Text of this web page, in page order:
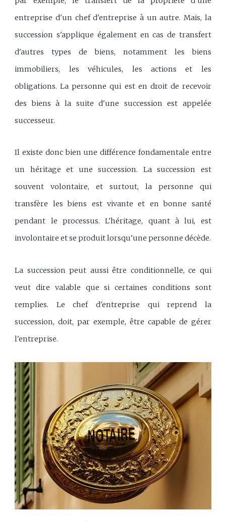
entreprise d'un chef d'entreprise à un autre. Mais, la
succession s'applique également en cas de transfert
d'autres types de biens, notamment les biens
immobiliers, les véhicules, les actions et les
obligations. La personne qui est en droit de recevoir
des biens à la suite d'une succession est appelée
successeur.
Il existe donc bien une différence fondamentale entre
un héritage et une succession. La succession est
souvent volontaire, et surtout, la personne qui
transfère les biens est vivante et en bonne santé
pendant le processus. L'héritage, quant à lui, est
involontaire et se produit lorsqu'une personne décède.
La succession peut aussi être conditionnelle, ce qui
veut dire valable que si certaines conditions sont
remplies. Le chef d'entreprise qui reprend la
succession, doit, par exemple, être capable de gérer
l'entreprise.